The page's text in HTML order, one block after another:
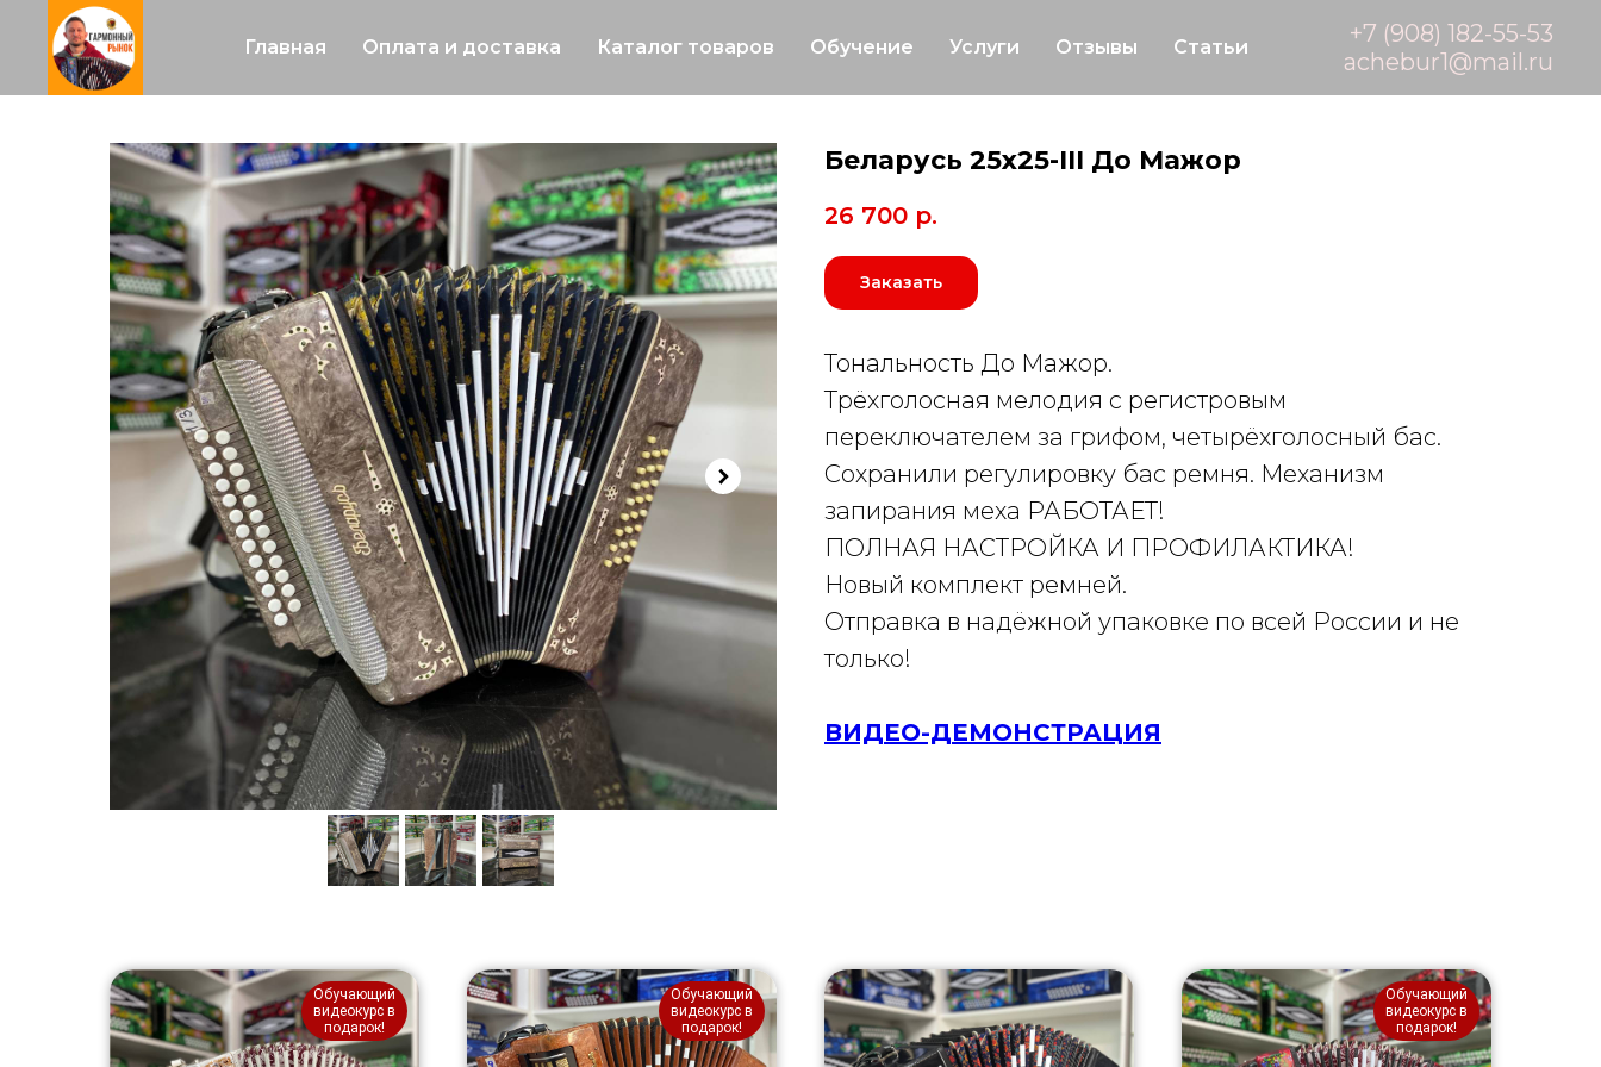
Главная Оплата и доставка Каталог товаров Обучение Услуги Отзывы Статьи
+7 (908) 182-55-53
achebur1@mail.ru
Беларусь 25х25-III До Мажор
26 700 р.
Заказать
Тональность До Мажор.
Трёхголосная мелодия с регистровым
переключателем за грифом, четырёхголосный бас.
Сохранили регулировку бас ремня. Механизм
запирания меха РАБОТАЕТ!
ПОЛНАЯ НАСТРОЙКА И ПРОФИЛАКТИКА!
Новый комплект ремней.
Отправка в надёжной упаковке по всей России и не
только!
ВИДЕО-ДЕМОНСТРАЦИЯ
Обучающий
видеокурс в
подарок!
Обучающий
видеокурс в
подарок!
Обучающий
видеокурс в
подарок!